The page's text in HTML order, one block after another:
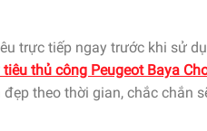
trực tiếp ngay trước khi sử
tiêu thủ công Peugeot Baya
theo thời gian, chắc chắn